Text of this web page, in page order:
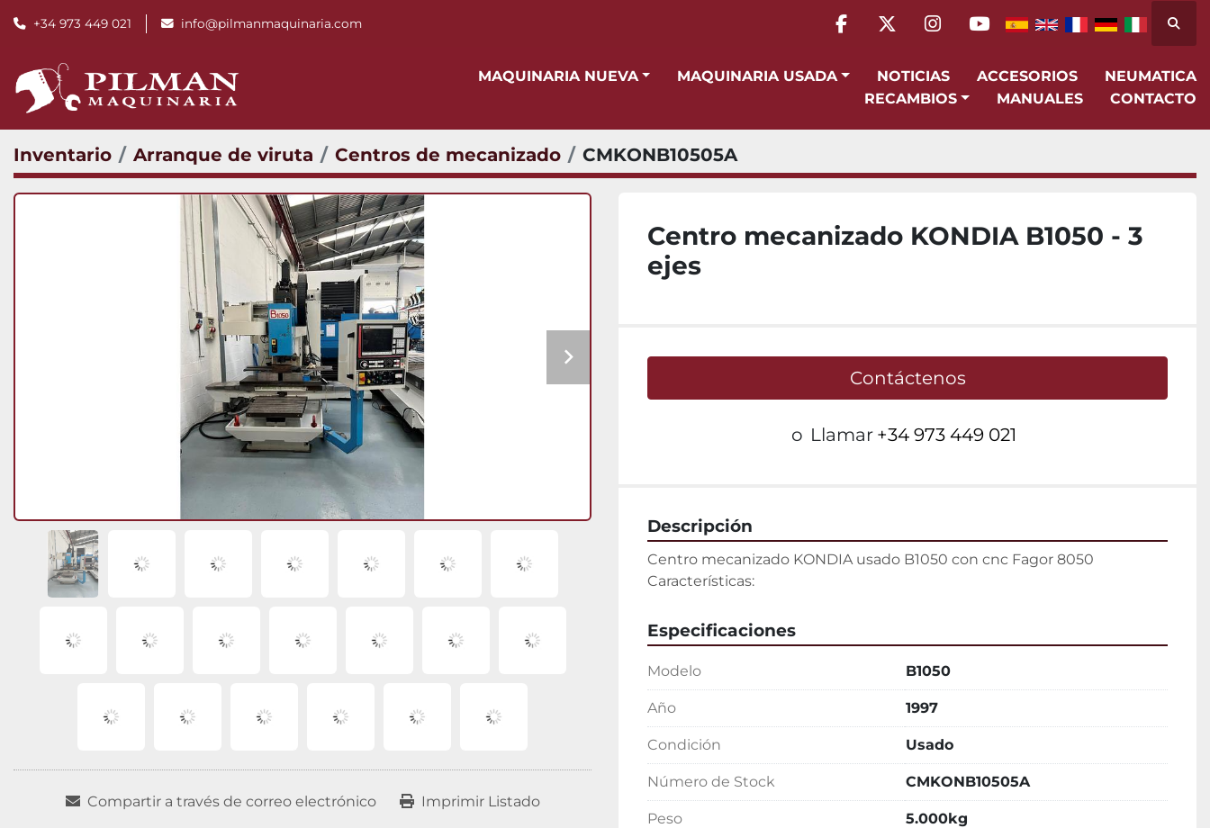
+34 973 449 021 info@pilmanmaquinaria.com
facebook
twitterinstagram
youtube
MAQUINARIA NUEVA MAQUINARIA USADA NOTICIAS ACCESORIOS
NEUMATICA
RECAMBIOS
MANUALES CONTACTO
Inventario Arranque de viruta Centros de mecanizado CMKONB10505A
Compartir a través de correo electrónico Imprimir Listado
Centro mecanizado KONDIA B1050 - 3
ejes
Contáctenos
o Llamar +34 973 449 021
Descripción
Centro mecanizado KONDIA usado B1050 con cnc Fagor 8050
Características:
Especificaciones
Modelo B1050
Año 1997
Condición Usado
Número de Stock CMKONB10505A
Peso 5.000kg